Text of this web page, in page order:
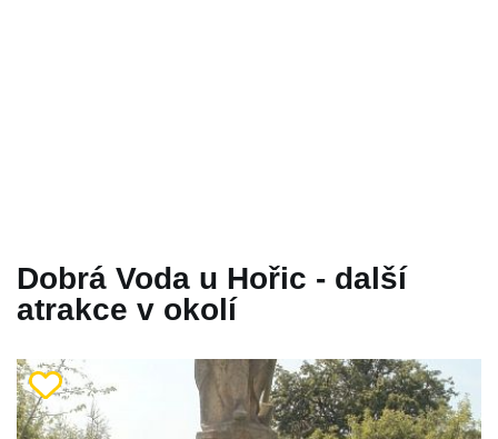
Dobrá Voda u Hořic - další
atrakce v okolí